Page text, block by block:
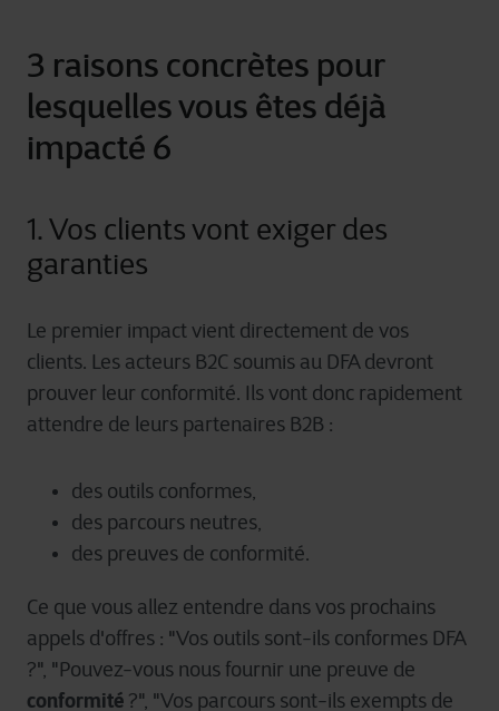
3 raisons concrètes pour
lesquelles vous êtes déjà
impacté 6
1. Vos clients vont exiger des
garanties
Le premier impact vient directement de vos
clients. Les acteurs B2C soumis au DFA devront
prouver leur conformité. Ils vont donc rapidement
attendre de leurs partenaires B2B :
des outils conformes,
des parcours neutres,
des preuves de conformité.
Ce que vous allez entendre dans vos prochains
appels d'offres : "Vos outils sont-ils conformes DFA
?", "Pouvez-vous nous fournir une preuve de
conformité ?", "Vos parcours sont-ils exempts de